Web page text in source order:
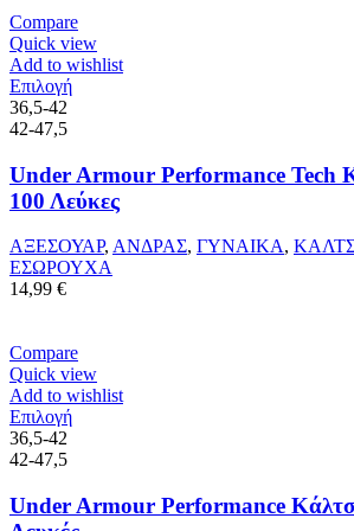
σελίδα
του
προϊόντος
14,99 €.
Compare
Quick view
Add to wishlist
ΕπιλογήΑυτό
πολλαπλές
παραλλαγές.
Οι
μπορούν
να
του
προϊόντος
36,5-42
42-47,5
Under Armour Performance Tech
100 Λεύκες
ΑΞΕΣΟΥΑΡ, ΑΝΔΡΑΣ, ΓΥΝΑΙΚΑ,
ΕΣΩΡΟΥΧΑ
14,99 €
Compare
Quick view
Add to wishlist
ΕπιλογήΑυτό
πολλαπλές
36,5-42
42-47,5
Under Armour Performance